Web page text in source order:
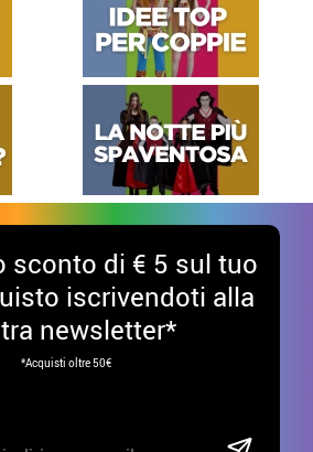
sconto di € 5 sul tuo
iscrivendoti alla
newsletter*
*Acquisti oltre 50€